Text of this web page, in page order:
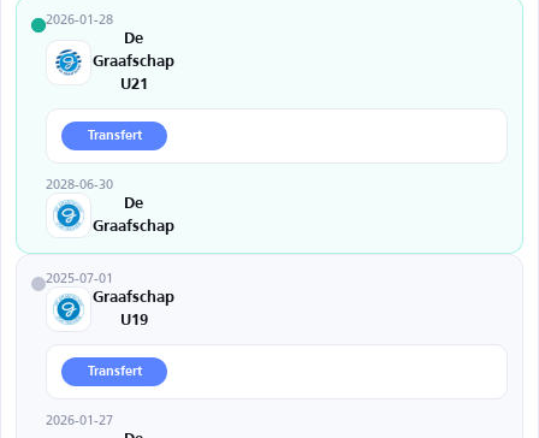
2026-01-28
De
Graafschap
U21
Transfert
2028-06-30
De
Graafschap
2025-07-01
Graafschap
U19
Transfert
2026-01-27